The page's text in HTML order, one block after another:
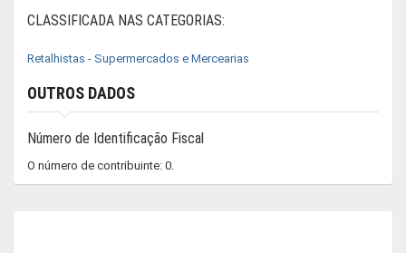
CLASSIFICADA NAS CATEGORIAS:
Retalhistas - Supermercados e Mercearias
OUTROS DADOS
Número de Identificação Fiscal
O número de contribuinte: 0.